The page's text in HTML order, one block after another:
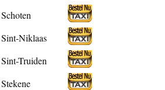
Schoten
Sint-Niklaas
Sint-Truiden
Stekene